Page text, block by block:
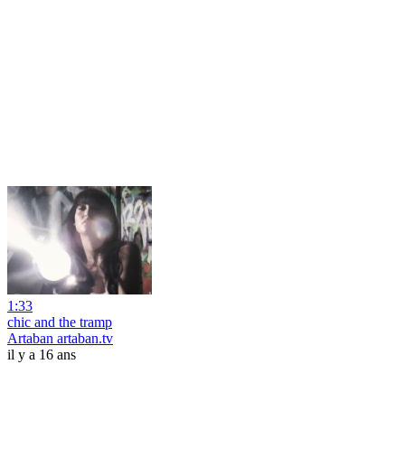
1:33
chic and the tramp
Artaban artaban.tv
il y a 16 ans